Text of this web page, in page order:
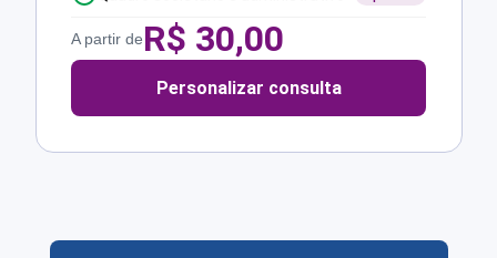
A partir deR$ 30,00
Personalizar consulta